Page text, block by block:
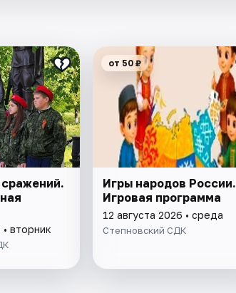
• вторник
от 50 ₽
Игры народов России.
Игровая программа
12 августа 2026 • среда
Степновский СДК